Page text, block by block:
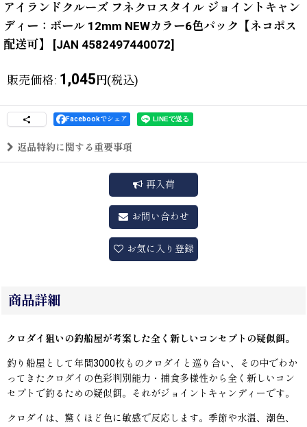
アイランドクルーズ フネクロスタイル ジョイントキャン
ディー：ボール 12mm NEWカラー6色パック【ネコポス
配送可】
[JAN 4582497440072]
販売価格: 1,045円(税込)
Facebookでシェア
返品特約に関する重要事項
再入荷
お問い合わせ
お気に入り登録
商品詳細
クロダイ狙いの釣船屋が考案した全く新しいコンセプトの疑似餌。
釣り船屋として年間3000枚ものクロダイと巡り合い、その中でわか
ってきたクロダイの色彩判別能力・捕食多様性から全く新しいコン
セプトで釣るための疑似餌。それがジョイントキャンディーです。
クロダイは、驚くほど色に敏感で反応します。季節や水温、潮色、